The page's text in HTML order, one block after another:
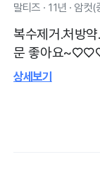
말티즈 · 11년 · 암컷
복수제거.처방
문 좋아요
상세보기